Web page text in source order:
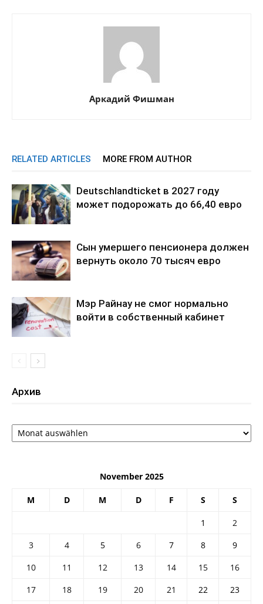
Аркадий Фишман
RELATED ARTICLES MORE FROM AUTHOR
Deutschlandticket в 2027 году
может подорожать до 66,40 евро
Сын умершего пенсионера должен
вернуть около 70 тысяч евро
Мэр Райнау не смог нормально
войти в собственный кабинет
Архив
Архив
November 2025
M D M D F S S
1
2
3
4 5 6 7 8
9
10
11 12 13 14 15
16
17
18 19 20 21 22
23